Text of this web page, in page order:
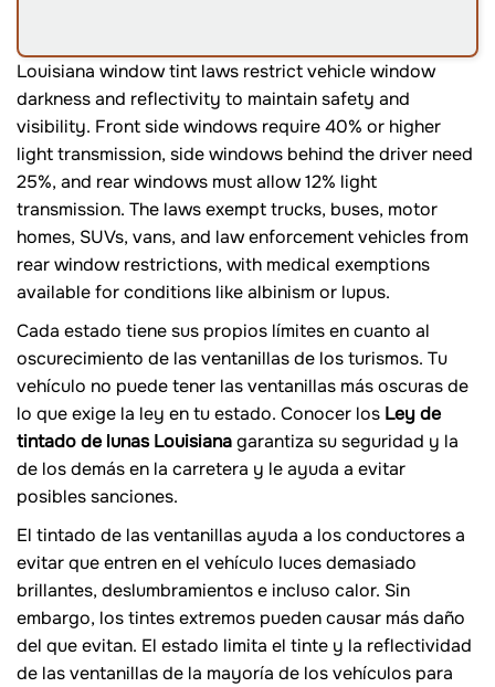
Louisiana window tint laws restrict vehicle window
darkness and reflectivity to maintain safety and
visibility. Front side windows require 40% or higher
light transmission, side windows behind the driver need
25%, and rear windows must allow 12% light
transmission. The laws exempt trucks, buses, motor
homes, SUVs, vans, and law enforcement vehicles from
rear window restrictions, with medical exemptions
available for conditions like albinism or lupus.
Cada estado tiene sus propios límites en cuanto al
oscurecimiento de las ventanillas de los turismos. Tu
vehículo no puede tener las ventanillas más oscuras de
lo que exige la ley en tu estado. Conocer los Ley de
tintado de lunas Louisianagarantiza su seguridad y la
de los demás en la carretera y le ayuda a evitar
posibles sanciones.
El tintado de las ventanillas ayuda a los conductores a
evitar que entren en el vehículo luces demasiado
brillantes, deslumbramientos e incluso calor. Sin
embargo, los tintes extremos pueden causar más daño
del que evitan. El estado limita el tinte y la reflectividad
de las ventanillas de la mayoría de los vehículos para